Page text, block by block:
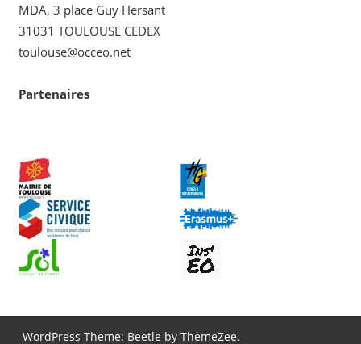
MDA, 3 place Guy Hersant
31031 TOULOUSE CEDEX
toulouse@occeo.net
Partenaires
WordPress Theme: Beetle by ThemeZee.